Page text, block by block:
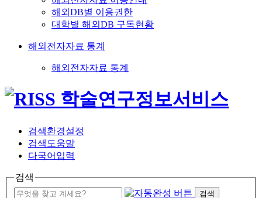
해외DB별 이용권한
대학별 해외DB 구독현황
해외전자자료 통계
해외전자자료 통계
검색환경설정
검색도움말
다국어입력
검색
검색